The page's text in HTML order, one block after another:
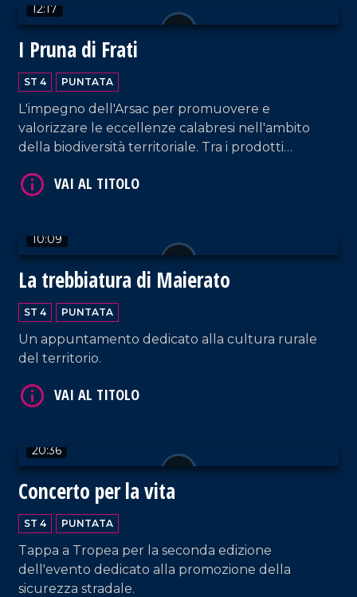
12:17
I Pruna di Frati
ST 4 PUNTATA
L'impegno dell'Arsac per promuovere e
valorizzare le eccellenze calabresi nell'ambito
della biodiversità territoriale. Tra i prodotti
Terranova Sappo Minulio.
10:09
La trebbiatura di Maierato
ST 4 PUNTATA
Un appuntamento dedicato alla cultura rurale
del territorio.
20:36
Concerto per la vita
ST 4 PUNTATA
Tappa a Tropea per la seconda edizione
dell'evento dedicato alla promozione della
sicurezza stradale.
VAI AL TITOLO
VAI AL TITOLO